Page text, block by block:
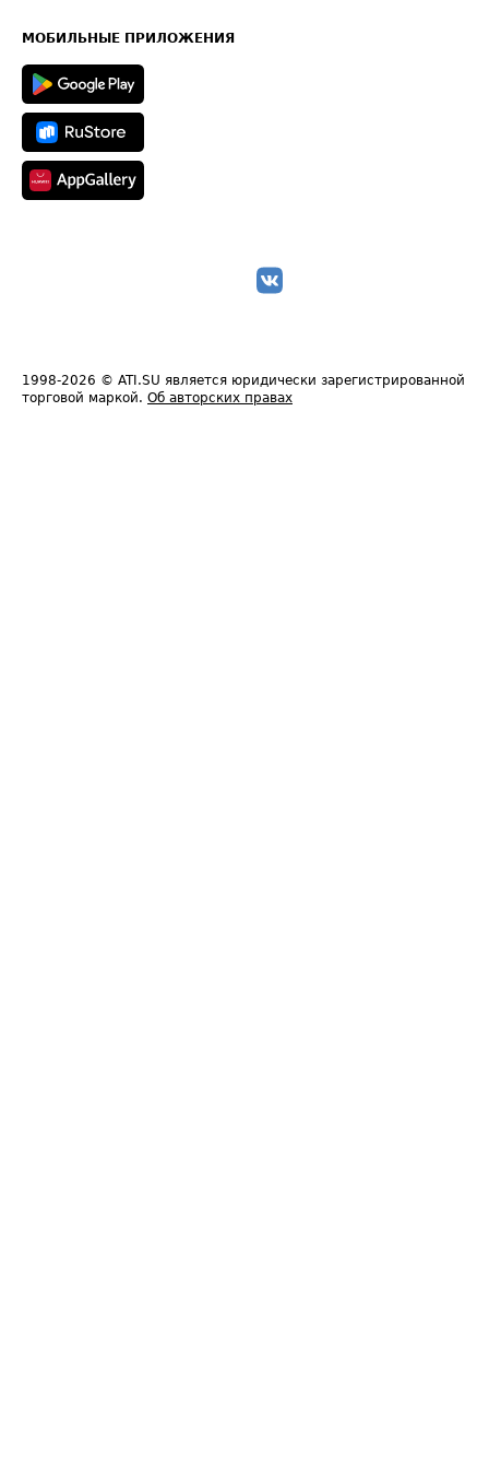
Техническая информация
МОБИЛЬНЫЕ ПРИЛОЖЕНИЯ
1998-2026 © ATI.SU является юридически зарегистрированной
торговой маркой. Об авторских правах